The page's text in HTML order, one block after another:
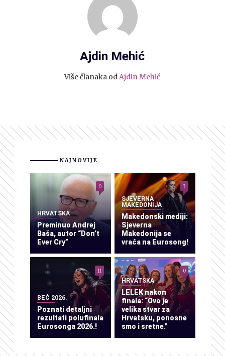
Ajdin Mehić
Više članaka odAjdin Mehić
NAJNOVIJE
HRVATSKA
Preminuo Andrej
Baša, autor “Don’t
Ever Cry”
0
SJEVERNA
MAKEDONIJA
Makedonski mediji:
Sjeverna
Makedonija se
vraća na Eurosong!
3
BEČ 2026.
Poznati detaljni
rezultati polufinala
Eurosonga 2026.!
11
HRVATSKA
LELEK nakon
finala: “Ovo je
velika stvar za
Hrvatsku, ponosne
smo i sretne.”
0